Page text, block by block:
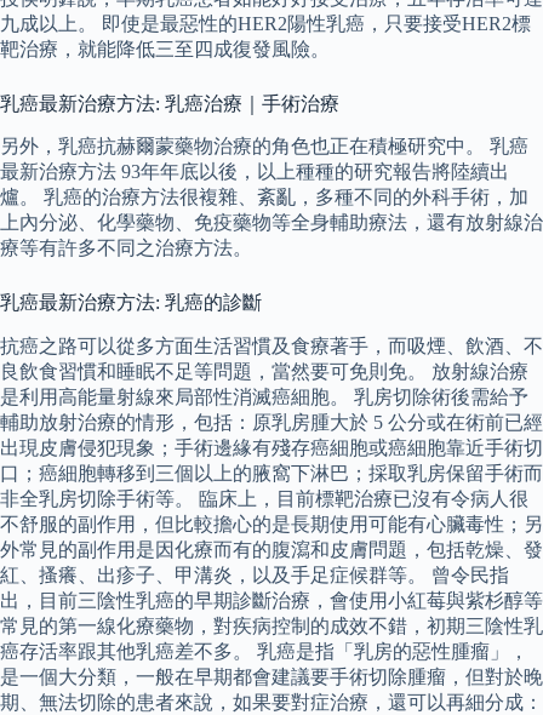
九成以上。 即使是最惡性的HER2陽性乳癌，只要接受HER2標
靶治療，就能降低三至四成復發風險。
乳癌最新治療方法: 乳癌治療｜手術治療
另外，乳癌抗赫爾蒙藥物治療的角色也正在積極研究中。 乳癌
最新治療方法 93年年底以後，以上種種的研究報告將陸續出
爐。 乳癌的治療方法很複雜、紊亂，多種不同的外科手術，加
上內分泌、化學藥物、免疫藥物等全身輔助療法，還有放射線治
療等有許多不同之治療方法。
乳癌最新治療方法: 乳癌的診斷
抗癌之路可以從多方面生活習慣及食療著手，而吸煙、飲酒、不
良飲食習慣和睡眠不足等問題，當然要可免則免。 放射線治療
是利用高能量射線來局部性消滅癌細胞。 乳房切除術後需給予
輔助放射治療的情形，包括：原乳房腫大於 5 公分或在術前已經
出現皮膚侵犯現象；手術邊緣有殘存癌細胞或癌細胞靠近手術切
口；癌細胞轉移到三個以上的腋窩下淋巴；採取乳房保留手術而
非全乳房切除手術等。 臨床上，目前標靶治療已沒有令病人很
不舒服的副作用，但比較擔心的是長期使用可能有心臟毒性；另
外常見的副作用是因化療而有的腹瀉和皮膚問題，包括乾燥、發
紅、搔癢、出疹子、甲溝炎，以及手足症候群等。 曾令民指
出，目前三陰性乳癌的早期診斷治療，會使用小紅莓與紫杉醇等
常見的第一線化療藥物，對疾病控制的成效不錯，初期三陰性乳
癌存活率跟其他乳癌差不多。 乳癌是指「乳房的惡性腫瘤」，
是一個大分類，一般在早期都會建議要手術切除腫瘤，但對於晚
期、無法切除的患者來說，如果要對症治療，還可以再細分成：